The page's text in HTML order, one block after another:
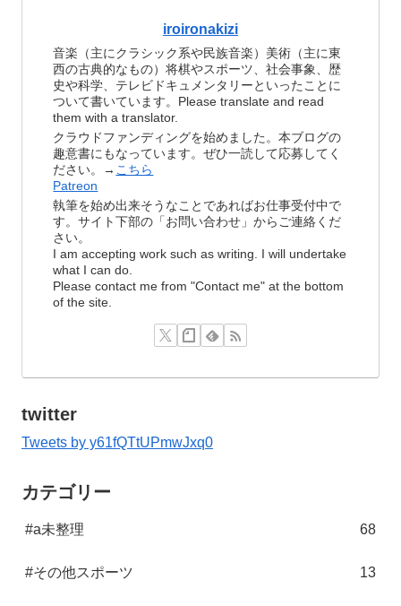
iroironakizi
音楽（主にクラシック系や民族音楽）美術（主に東
西の古典的なもの）将棋やスポーツ、社会事象、歴
史や科学、テレビドキュメンタリーといったことに
ついて書いています。Please translate and read
them with a translator.
クラウドファンディングを始めました。本ブログの
趣意書にもなっています。ぜひ一読して応募してく
ださい。→ こちら
Patreon
執筆を始め出来そうなことであればお仕事受付中で
す。サイト下部の「お問い合わせ」からご連絡くだ
さい。
I am accepting work such as writing. I will undertake
what I can do.
Please contact me from "Contact me" at the bottom
of the site.
twitter
Tweets by y61fQTtUPmwJxq0
カテゴリー
#a未整理 68
#その他スポーツ 13